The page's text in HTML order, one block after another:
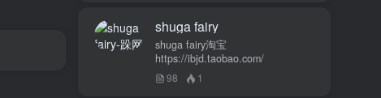
shuga fairy
shuga fairy淘宝
https://ibjd.taobao.com/
98 1